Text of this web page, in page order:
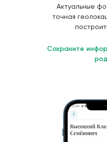
Актуальные
точная
Сохраните